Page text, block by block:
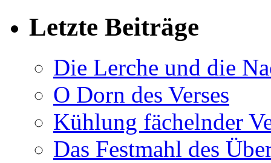
Letzte Beiträge
Die Lerche und die
O Dorn des Verses
Kühlung fächelnder
Das Festmahl des